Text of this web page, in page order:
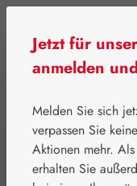
⌂
Jetzt für
anmelden
Melden Sie sich
verpassen Sie
Aktionen mehr.
erhalten Sie